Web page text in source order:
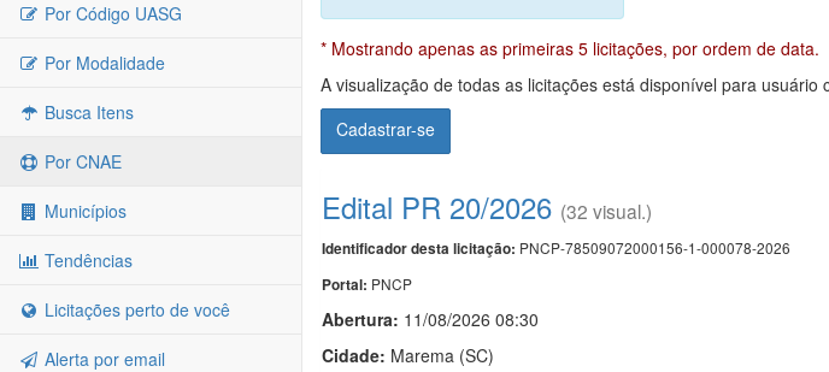
Por Código UASG
Por Modalidade
Busca Itens
Por CNAE
Municípios
Tendências
Licitações perto de você
Alerta por email
* Mostrando apenas as primeiras 5 licitações, por ordem de data.
A visualização de todas as licitações está disponível para
Cadastrar-se
Edital PR 20/2026 (32 visual.)
Identificador desta licitação: PNCP-78509072000156-1-000078-2026
Portal: PNCP
Abertura: 11/08/2026 08:30
Cidade: Marema (SC)